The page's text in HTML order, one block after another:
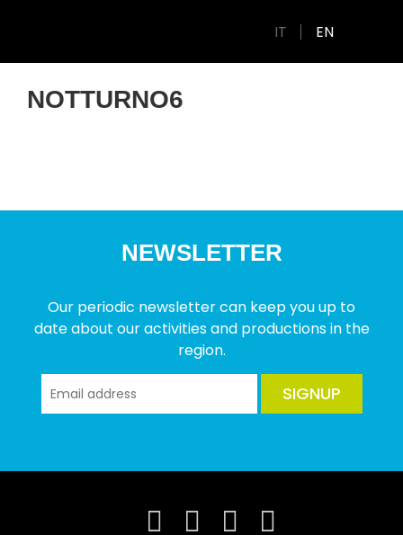
IT EN
NOTTURNO6
NEWSLETTER
Our periodic newsletter can keep you up to
date about our activities and productions in the
region.
SIGNUP